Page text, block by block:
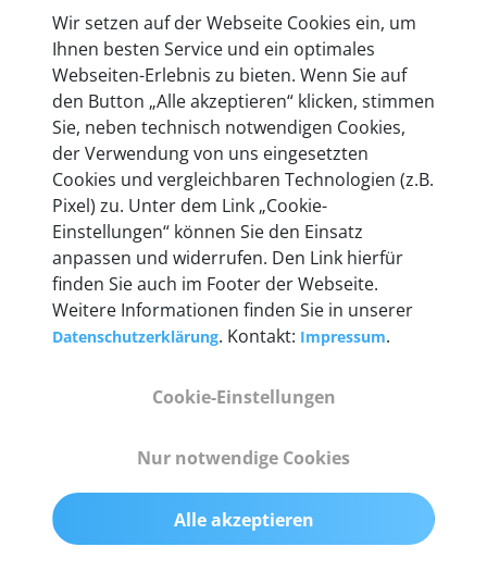
In den Kfz-Diagnosegeräten von autoaid stecken
mehr als 10 Jahre Erfahrung, und auch in Zukunft
entwickeln wir unsere Produkte am Standort in
Berlin laufend weiter. Auf diese Qualität vertrauen
heute mehr als 60.000 Privatkunden und
Unternehmen.
Technische Details &
Lieferumfang
Abmessungen
Gewicht
200 g
Wir setzen auf der Webseite Cookies ein, um
Ihnen besten Service und ein optimales
Webseiten-Erlebnis zu bieten. Wenn Sie auf
den Button „Alle akzeptieren“ klicken, stimmen
Sie, neben technisch notwendigen Cookies,
der Verwendung von uns eingesetzten
Cookies und vergleichbaren Technologien (z.B.
Pixel) zu. Unter dem Link „Cookie-
Einstellungen“ können Sie den Einsatz
anpassen und widerrufen. Den Link hierfür
finden Sie auch im Footer der Webseite.
Weitere Informationen finden Sie in unserer
Datenschutzerklärung. Kontakt: Impressum.
Cookie-Einstellungen
Nur notwendige Cookies
Alle akzeptieren